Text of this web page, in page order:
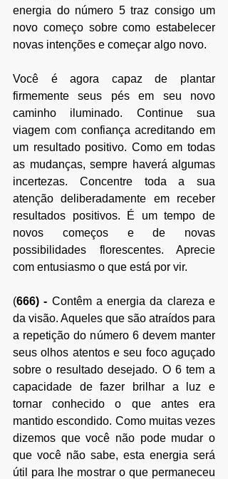
energia do número 5 traz consigo um
novo começo sobre como estabelecer
novas intenções e começar algo novo.
Você é agora capaz de plantar
firmemente seus pés em seu novo
caminho iluminado. Continue sua
viagem com confiança acreditando em
um resultado positivo. Como em todas
as mudanças, sempre haverá algumas
incertezas. Concentre toda a sua
atenção deliberadamente em receber
resultados positivos. É um tempo de
novos começos e de novas
possibilidades florescentes. Aprecie
com entusiasmo o que está por vir.
(666) - Contêm a energia da clareza e
da visão. Aqueles que são atraídos para
a repetição do número 6 devem manter
seus olhos atentos e seu foco aguçado
sobre o resultado desejado. O 6 tem a
capacidade de fazer brilhar a luz e
tornar conhecido o que antes era
mantido escondido. Como muitas vezes
dizemos que você não pode mudar o
que você não sabe, esta energia será
útil para lhe mostrar o que permaneceu